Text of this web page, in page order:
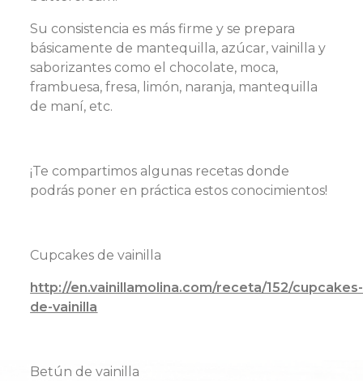
Su consistencia es más firme y se prepara
básicamente de mantequilla, azúcar, vainilla y
saborizantes como el chocolate, moca,
frambuesa, fresa, limón, naranja, mantequilla
de maní, etc.
¡Te compartimos algunas recetas donde
podrás poner en práctica estos conocimientos!
Cupcakes de vainilla
http://en.vainillamolina.com/receta/152/cupcakes-
de-vainilla
Betún de vainilla